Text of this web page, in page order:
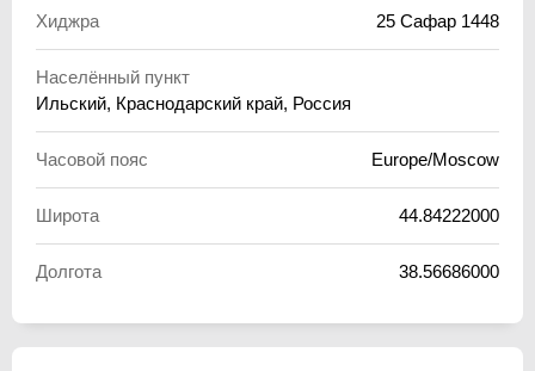
Хиджра 25 Сафар 1448
Населённый пункт
Ильский, Краснодарский край, Россия
Часовой пояс Europe/Moscow
Широта 44.84222000
Долгота 38.56686000